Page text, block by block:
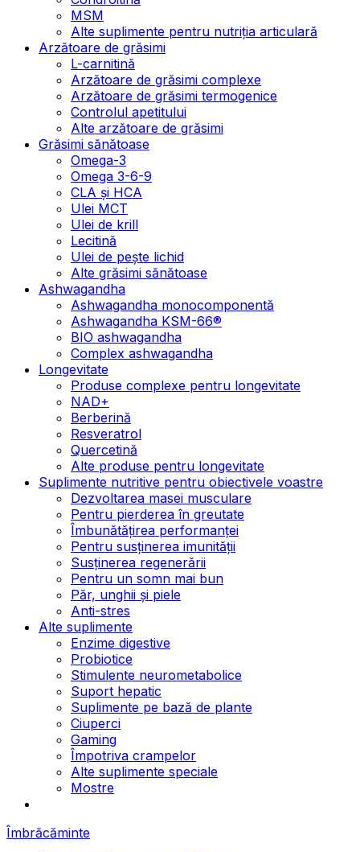
MSM
Alte suplimente pentru nutriția articulară
Arzătoare de grăsimi
L-carnitină
Arzătoare de grăsimi complexe
Arzătoare de grăsimi termogenice
Controlul apetitului
Alte arzătoare de grăsimi
Grăsimi sănătoase
Omega-3
Omega 3-6-9
CLA şi HCA
Ulei MCT
Ulei de krill
Lecitină
Ulei de pește lichid
Alte grăsimi sănătoase
Ashwagandha
Ashwagandha monocomponentă
Ashwagandha KSM-66®
BIO ashwagandha
Complex ashwagandha
Longevitate
Produse complexe pentru longevitate
NAD+
Berberină
Resveratrol
Quercetină
Alte produse pentru longevitate
Suplimente nutritive pentru obiectivele voastre
Dezvoltarea masei musculare
Pentru pierderea în greutate
Îmbunătățirea performanței
Pentru susținerea imunității
Susținerea regenerării
Pentru un somn mai bun
Păr, unghii și piele
Anti-stres
Alte suplimente
Enzime digestive
Probiotice
Stimulente neurometabolice
Suport hepatic
Suplimente pe bază de plante
Ciuperci
Gaming
Împotriva crampelor
Alte suplimente speciale
Mostre
Îmbrăcăminte